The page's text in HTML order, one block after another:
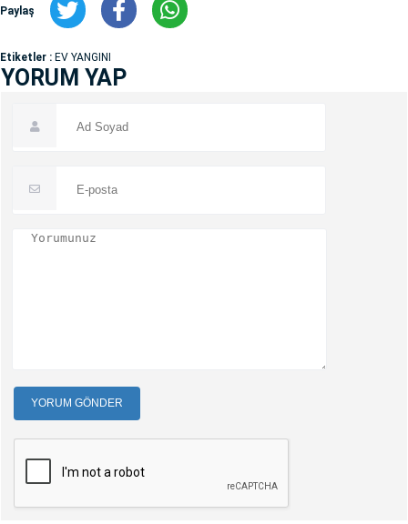
Paylaş
Etiketler : EV YANGINI
YORUM YAP
YORUM GÖNDER